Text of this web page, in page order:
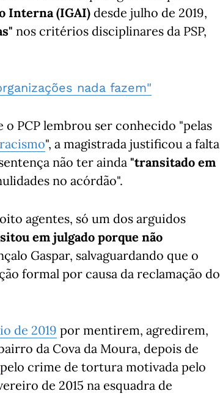
Interna (IGAI) desde julho de 2019,
nos critérios disciplinares da PSP,
nada fazem"
PCP lembrou ser conhecido "pelas
", a magistrada justificou a falta
não ter ainda "transitado em
no acórdão".
agentes, só um dos arguidos
em julgado porque não
Gaspar, salvaguardando que o
formal por causa da reclamação do
de 2019 por mentirem, agredirem,
da Cova da Moura, depois de
pelo crime de tortura motivada pelo
de 2015 na esquadra de